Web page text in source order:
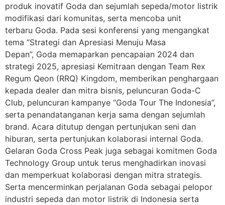
produk inovatif Goda dan sejumlah sepeda/motor listrik
modifikasi dari komunitas, serta mencoba unit
terbaru Goda. Pada sesi konferensi yang mengangkat
tema “Strategi dan Apresiasi Menuju Masa
Depan”, Goda memaparkan pencapaian 2024 dan
strategi 2025, apresiasi Kemitraan dengan Team Rex
Regum Qeon (RRQ) Kingdom, memberikan penghargaan
kepada dealer dan mitra bisnis, peluncuran Goda-C
Club, peluncuran kampanye “Goda Tour The Indonesia”,
serta penandatanganan kerja sama dengan sejumlah
brand. Acara ditutup dengan pertunjukan seni dan
hiburan, serta pertunjukan kolaborasi internal Goda.
Gelaran Goda Cross Peak juga sebagai komitmen Goda
Technology Group untuk terus menghadirkan inovasi
dan memperkuat kolaborasi dengan mitra strategis.
Serta mencerminkan perjalanan Goda sebagai pelopor
industri sepeda dan motor listrik di Indonesia serta